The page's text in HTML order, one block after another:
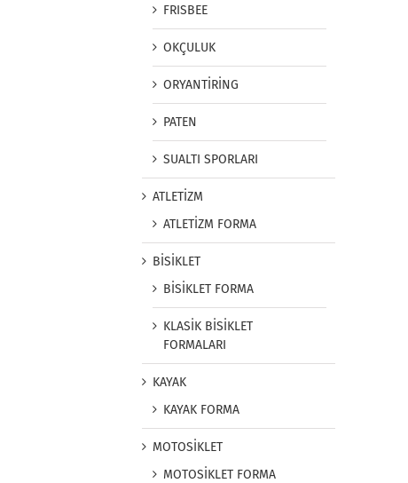
FRISBEE
OKÇULUK
ORYANTİRİNG
PATEN
SUALTI SPORLARI
ATLETİZM
ATLETİZM FORMA
BİSİKLET
BİSİKLET FORMA
KLASİK BİSİKLET
FORMALARI
KAYAK
KAYAK FORMA
MOTOSİKLET
MOTOSİKLET FORMA